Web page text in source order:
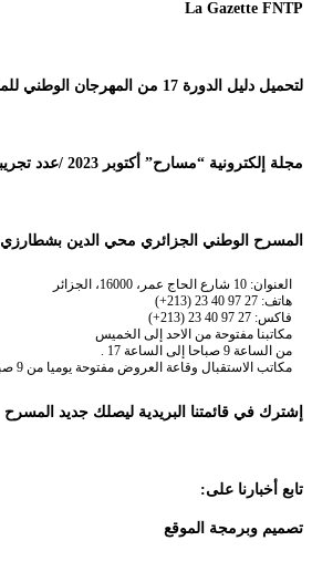
La Gazette FNTP
لتحميل دليل الدورة 17 من المهرجان الوطني للمسرح المحترف
مجلة إلكترونية “مسارح” أكتوبر 2023 /عدد تجريبي
المسرح الوطني الجزائري محي الدين بشطارزي
العنوان: 10 شارع الحاج عمر، 16000، الجزائر
هاتف: 27 97 40 23 (213+)
فاكس: 27 97 40 23 (213+)
مكاتبنا مفتوحة من الاحد إلى الخميس
من الساعة 9 صباحا إلى الساعة 17 .
مكاتب الاستقبال وقاعة العروض مفتوحة يوميا من 9 صباحا إلى غاية نهاية العروض.
إشترك في قائمتنا البريدية ليصلك جديد المسرح
تابع أخبارنا على:
تصميم وبرمجة الموقع